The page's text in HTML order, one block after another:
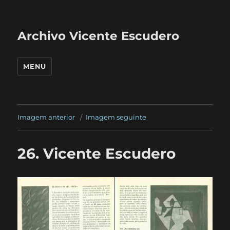
Archivo Vicente Escudero
MENU
Imagem anterior Imagem seguinte
26. Vicente Escudero